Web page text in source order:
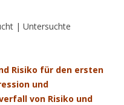
| Untersuchte
Risiko für den ersten
und
von Risiko und